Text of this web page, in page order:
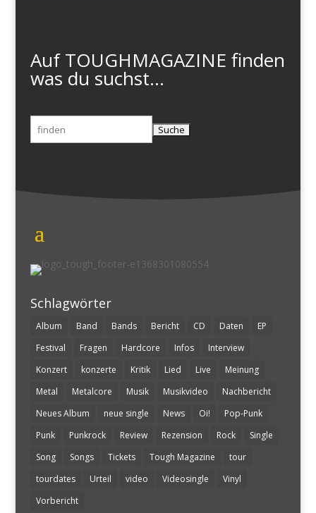
Auf TOUGHMAGAZINE finden
was du suchst...
Suchen
nach:
Schlagwörter
Album Band Bands Bericht CD Daten
EP
Festival
Fragen Hardcore Infos
Interview
Konzert
konzerte Kritik Lied Live
Meinung
Metal
Metalcore Musik Musikvideo
Nachbericht
Neues Album
neue single News Oi!
Pop-Punk
Punk
Punkrock Review Rezension Rock
Single
Song
Songs Tickets Tough Magazine
tour
tourdates
Urteil video Videosingle
Vinyl
Vorbericht